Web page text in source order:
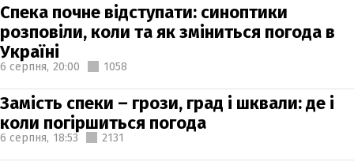
Спека почне відступати: синоптики
розповіли, коли та як зміниться погода в
Україні
6 серпня, 20:00 1058
Замість спеки – грози, град і шквали: де і
коли погіршиться погода
6 серпня, 18:53 2131